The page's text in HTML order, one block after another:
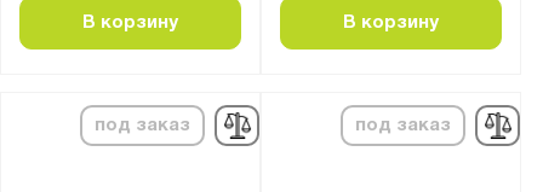
В корзину В корзину
под заказ под заказ